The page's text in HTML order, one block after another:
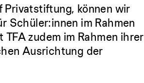
können wir
Schüler:innen im Rahmen
zudem im Rahmen ihrer
Ausrichtung der